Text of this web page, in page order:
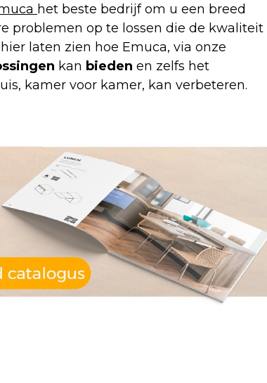
het beste bedrijf om u een breed
problemen op te lossen die de kwaliteit
laten zien hoe Emuca, via onze
kan bieden en zelfs het
kamer voor kamer, kan verbeteren.